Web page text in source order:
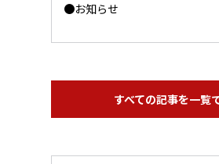
お知らせ
すべての記事を一覧